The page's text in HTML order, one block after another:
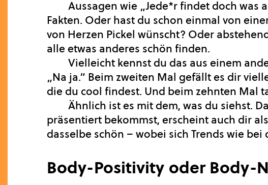
Aussagen wie „Jede*r findet doch was
Fakten. Oder hast du schon einmal von
von Herzen Pickel wünscht? Oder
alle etwas anderes schön finden.
Vielleicht kennst du das aus einem
„Na ja.“ Beim zweiten Mal gefällt es dir
die du cool findest. Und beim zehnten Mal
Ähnlich ist es mit dem, was du siehst.
präsentiert bekommst, erscheint auch dir
dasselbe schön – wobei sich Trends wie
Body-Positivity oder Body-